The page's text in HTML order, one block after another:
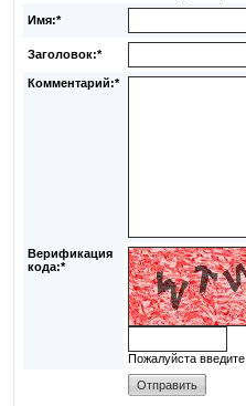
Имя:*
Заголовок:*
Комментарий:*
Верификация
кода:*
Пожалуйста